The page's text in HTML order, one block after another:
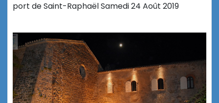
port de Saint-Raphaël Samedi 24 Août 2019